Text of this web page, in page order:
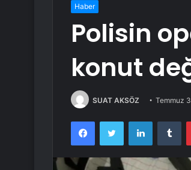
Haber
Polisin
konut
SUAT AKSÖZ Temmuz
FacebookTwitter LinkedIn